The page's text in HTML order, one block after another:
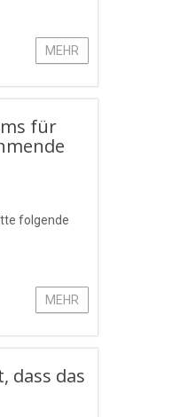
MEHR
für
folgende
MEHR
dass das